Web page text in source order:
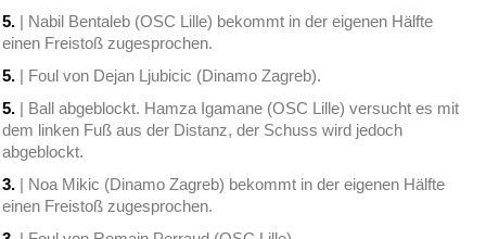
5. | Nabil Bentaleb (OSC Lille) bekommt in der eigenen Hälfte
einen Freistoß zugesprochen.
5. | Foul von Dejan Ljubicic (Dinamo Zagreb).
5. | Ball abgeblockt. Hamza Igamane (OSC Lille) versucht es mit
dem linken Fuß aus der Distanz, der Schuss wird jedoch
abgeblockt.
3. | Noa Mikic (Dinamo Zagreb) bekommt in der eigenen Hälfte
einen Freistoß zugesprochen.